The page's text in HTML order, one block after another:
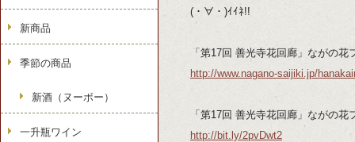
(・∀・)ｲｲﾈ!!
「第17回 善光寺花回廊」ながの花
http://www.nagano-saijiki.jp/
「第17回 善光寺花回廊」ながの
http://bit.ly/2pvDwt2
新商品
季節の商品
新酒（ヌーボー）
一升瓶ワイン